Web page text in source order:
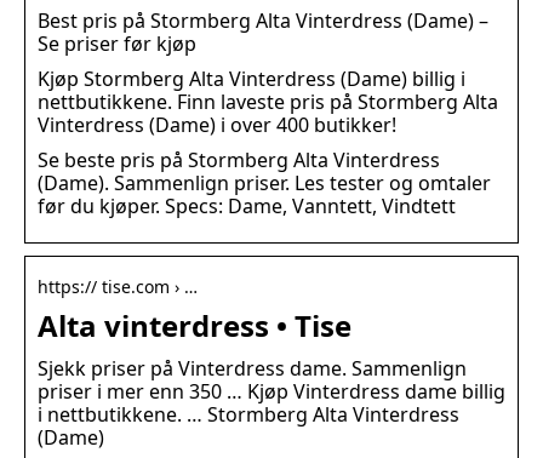
Best pris på Stormberg Alta Vinterdress (Dame) –
Se priser før kjøp
Kjøp Stormberg Alta Vinterdress (Dame) billig i
nettbutikkene. Finn laveste pris på Stormberg Alta
Vinterdress (Dame) i over 400 butikker!
Se beste pris på Stormberg Alta Vinterdress
(Dame). Sammenlign priser. Les tester og omtaler
før du kjøper. Specs: Dame, Vanntett, Vindtett
https:// tise.com › …
Alta vinterdress • Tise
Sjekk priser på Vinterdress dame. Sammenlign
priser i mer enn 350 … Kjøp Vinterdress dame billig
i nettbutikkene. … Stormberg Alta Vinterdress
(Dame)